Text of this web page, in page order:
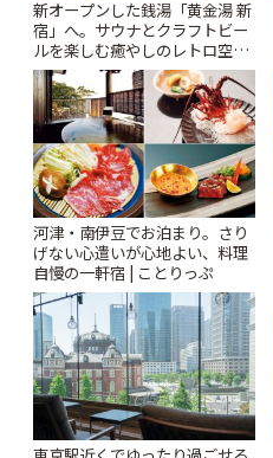
新オープンした銭湯「黄金湯 新
宿」へ。サウナとクラフトビー
ルを楽しむ癒やしのレトロ空間
| ことりっぷ
河津・南伊豆でお泊まり。さり
げない心遣いが心地よい、料理
自慢の一軒宿 | ことりっぷ